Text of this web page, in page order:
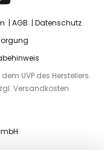
AGB
Datenschutz
UVP des Herstellers.
Versandkosten